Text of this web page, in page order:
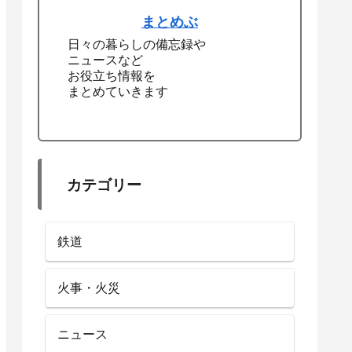
まとめぶ
日々の暮らしの備忘録や
ニュースなど
お役立ち情報を
まとめていきます
カテゴリー
鉄道
火事・火災
ニュース